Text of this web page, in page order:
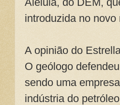
introduzida no
A opinião do
O geólogo
sendo uma
indústria do